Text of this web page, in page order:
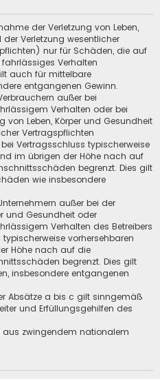
der Verletzung von Leben,
Verletzung wesentlicher
nur für Schäden, die auf
Verhalten
auch für mittelbare
entgangenen Gewinn.
außer bei
Verhalten oder bei
von Leben, Körper und Gesundheit
Vertragspflichten
Vertragsschluss typischerweise
im übrigen der Höhe nach auf
begrenzt. Dies gilt
wie insbesondere
außer bei der
und Gesundheit oder
Verhalten des Betreibers
vorhersehbaren
Höhe nach auf die
begrenzt. Dies gilt
insbesondere entgangenen
Absätze a bis c gilt sinngemäß
und Erfüllungsgehilfen des
aus zwingendem nationalem